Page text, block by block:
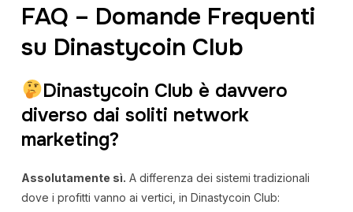
FAQ – Domande Frequenti
su Dinastycoin Club
Dinastycoin Club è davvero
diverso dai soliti network
marketing?
Assolutamente sì. A differenza dei sistemi tradizionali
dove i profitti vanno ai vertici, in Dinastycoin Club: